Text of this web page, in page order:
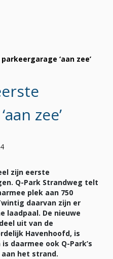
‘aan zee’
zee’
zijn eerste
Q-Park Strandweg telt
plek aan 750
daarvan zijn er
laadpaal. De nieuwe
uit van de
Havenhoofd, is
daarmee ook Q-Park’s
het strand.